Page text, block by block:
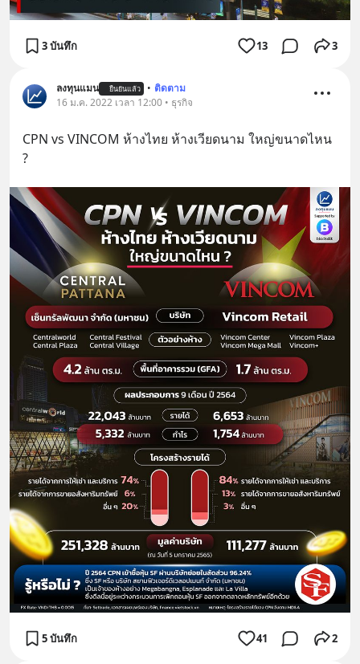
3 บันทึก 13 3
ลงทุนแมน ยืนยันแล้ว • ติดตาม
16 ม.ค. 2022 เวลา 12:00 • ธุรกิจ
CPN vs VINCOM ห้างไทย ห้างเวียดนาม ใหญ่ขนาดไหน
?
5 บันทึก 41 2